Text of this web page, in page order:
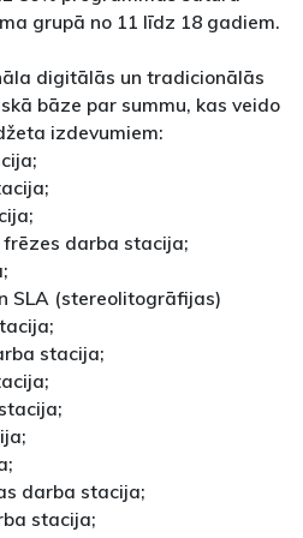
grupā no 11 līdz 18 gadiem.
digitālās un tradicionālās
bāze par summu, kas veido
izdevumiem:
frēzes darba stacija;
SLA (stereolitogrāfijas)
stacija;
darba stacija;
stacija;